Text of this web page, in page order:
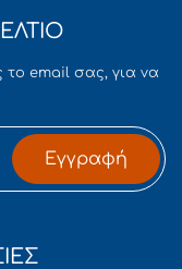
email σας, για να
Εγγραφή